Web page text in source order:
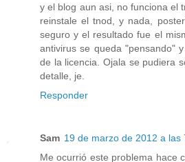
y el blog aun asi, no funciona el
reinstale el tnod, y nada,
seguro y el resultado fue el
antivirus se queda "pensando"
de la licencia. Ojala se pudiera
detalle, je.
Responder
Sam 19 de marzo de 2012 a las
Me ocurrió este problema hace